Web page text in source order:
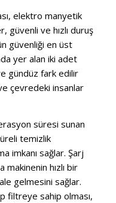
elektro manyetik
güvenli ve hızlı duruş
güvenliği en üst
yer alan iki adet
gündüz fark edilir
çevredeki insanlar
süresi sunan
temizlik
imkanı sağlar. Şarj
hızlı bir
gelmesini sağlar.
filtreye sahip olması,